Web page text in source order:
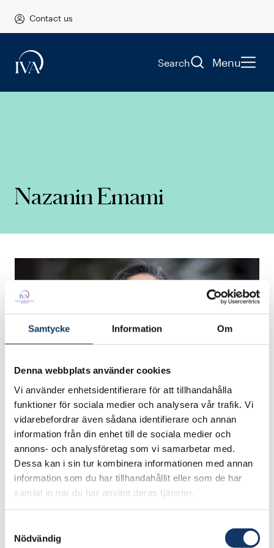
Samtycke Information Om
Denna webbplats använder cookies
Vi använder enhetsidentifierare för att tillhandahålla
funktioner för sociala medier och analysera vår trafik. Vi
vidarebefordrar även sådana identifierare och annan
information från din enhet till de sociala medier och
annons- och analysföretag som vi samarbetar med.
Dessa kan i sin tur kombinera informationen med annan
information som du har tillhandahållit eller som de har
samlat in när du har använt deras tjänster.
Nödvändig
Contact us
Search Menu
Nazanin Emami
Akademisk titel
Tekn dr
Titel
Professor